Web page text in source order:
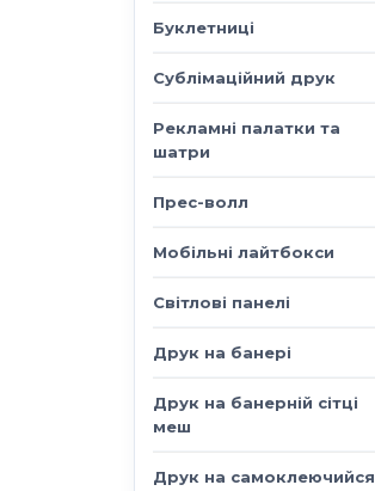
Буклетниці
Сублімаційний друк
Рекламні палатки та
шатри
Прес-волл
Мобільні лайтбокси
Світлові панелі
Друк на банері
Друк на банерній сітці
меш
Друк на самоклеючийся